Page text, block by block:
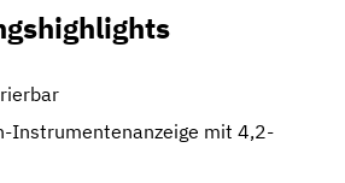
Instrumentenanzeige mit 4,2-